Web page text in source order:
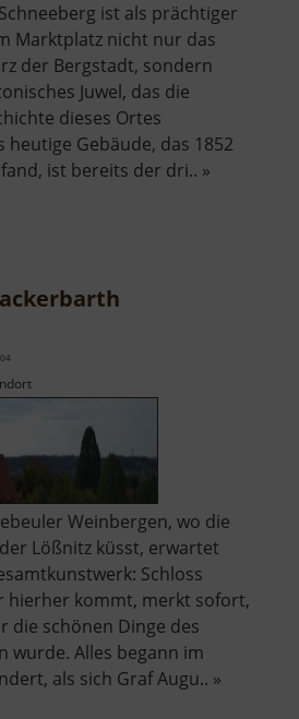
ist als prächtiger
Marktplatz nicht nur das
der Bergstadt, sondern
Juwel, das die
dieses Ortes
heutige Gebäude, das 1852
ist bereits der dri.. »
Weinbergen, wo die
Lößnitz küsst, erwartet
Schloss
hierher kommt, merkt sofort,
die schönen Dinge des
wurde. Alles begann im
als sich Graf Augu.. »